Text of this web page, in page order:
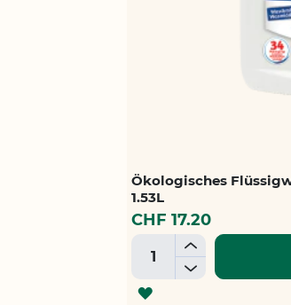
Ökologisches
1.53L
CHF 17.20
+
-
ZUR